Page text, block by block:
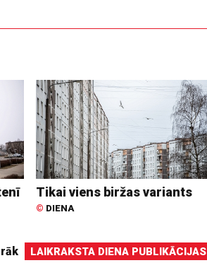
Tikai viens biržas variants
© DIENA
LAIKRAKSTA DIENA PUBLIKĀCIJAS